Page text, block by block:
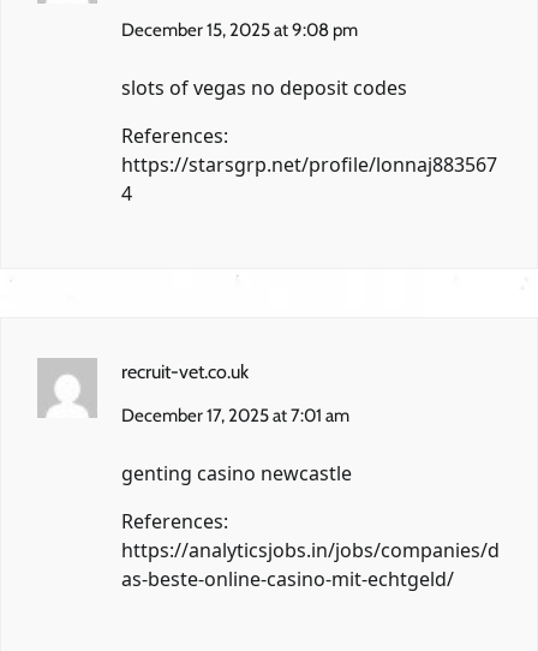
December 15, 2025 at 9:08 pm
slots of vegas no deposit codes
References:
https://starsgrp.net/profile/lonnaj883567
4
recruit-vet.co.uk
December 17, 2025 at 7:01 am
genting casino newcastle
References:
https://analyticsjobs.in/jobs/companies/d
as-beste-online-casino-mit-echtgeld/